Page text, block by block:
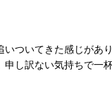
ついてきた感じがあ
し訳ない気持ちで一